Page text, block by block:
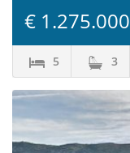
€ 1.275.000
5 3